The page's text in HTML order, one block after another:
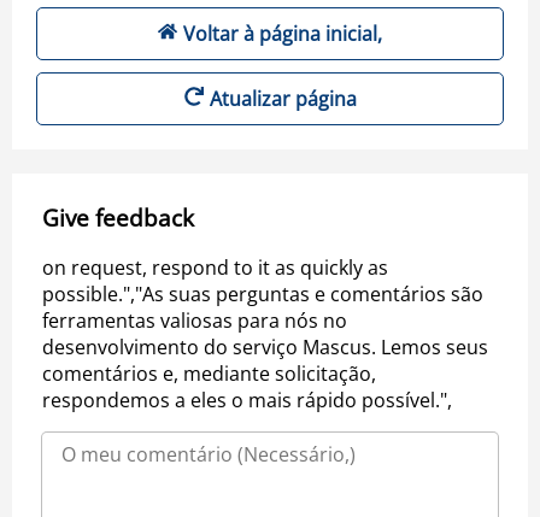
Voltar à página inicial,
Atualizar página
Give feedback
on request, respond to it as quickly as
possible.","As suas perguntas e comentários são
ferramentas valiosas para nós no
desenvolvimento do serviço Mascus. Lemos seus
comentários e, mediante solicitação,
respondemos a eles o mais rápido possível.",